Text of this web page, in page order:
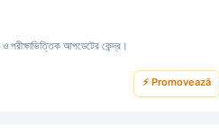
পরীক্ষাভিত্তিক আপডেটের কেন্দ্র।
⚡ Promovează